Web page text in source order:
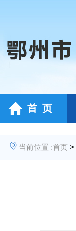
首 页
当前位置 :首页 >